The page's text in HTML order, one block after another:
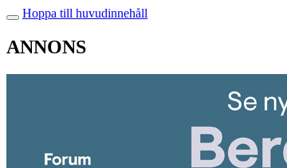
Hoppa till huvudinnehåll
ANNONS